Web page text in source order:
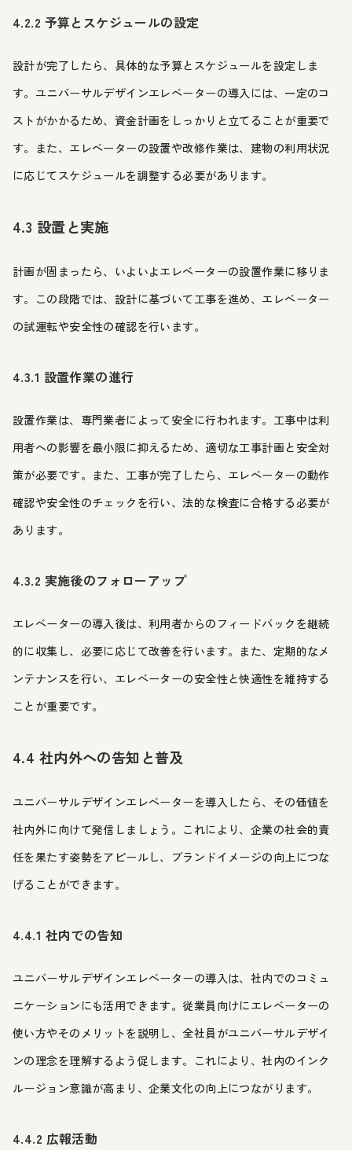
4.2.2 予算とスケジュールの設定
設計が完了したら、具体的な予算とスケジュールを設定しま
す。ユニバーサルデザインエレベーターの導入には、一定のコ
ストがかかるため、資金計画をしっかりと立てることが重要で
す。また、エレベーターの設置や改修作業は、建物の利用状況
に応じてスケジュールを調整する必要があります。
4.3 設置と実施
計画が固まったら、いよいよエレベーターの設置作業に移りま
す。この段階では、設計に基づいて工事を進め、エレベーター
の試運転や安全性の確認を行います。
4.3.1 設置作業の進行
設置作業は、専門業者によって安全に行われます。工事中は利
用者への影響を最小限に抑えるため、適切な工事計画と安全対
策が必要です。また、工事が完了したら、エレベーターの動作
確認や安全性のチェックを行い、法的な検査に合格する必要が
あります。
4.3.2 実施後のフォローアップ
エレベーターの導入後は、利用者からのフィードバックを継続
的に収集し、必要に応じて改善を行います。また、定期的なメ
ンテナンスを行い、エレベーターの安全性と快適性を維持する
ことが重要です。
4.4 社内外への告知と普及
ユニバーサルデザインエレベーターを導入したら、その価値を
社内外に向けて発信しましょう。これにより、企業の社会的責
任を果たす姿勢をアピールし、ブランドイメージの向上につな
げることができます。
4.4.1 社内での告知
ユニバーサルデザインエレベーターの導入は、社内でのコミュ
ニケーションにも活用できます。従業員向けにエレベーターの
使い方やそのメリットを説明し、全社員がユニバーサルデザイ
ンの理念を理解するよう促します。これにより、社内のインク
ルージョン意識が高まり、企業文化の向上につながります。
4.4.2 広報活動